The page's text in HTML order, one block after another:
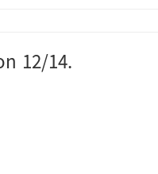
12/14.